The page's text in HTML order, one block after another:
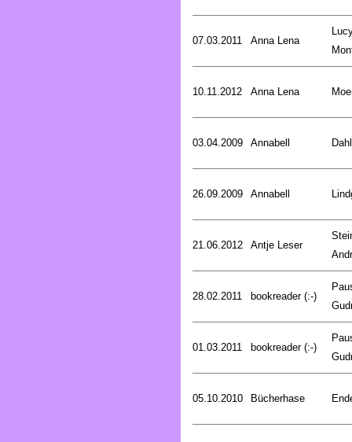
07.03.2011 Anna Lena
10.11.2012 Anna Lena
03.04.2009 Annabell
26.09.2009 Annabell
21.06.2012 Antje Leser
28.02.2011 bookreader (:-)
01.03.2011 bookreader (:-)
05.10.2010 Bücherhase